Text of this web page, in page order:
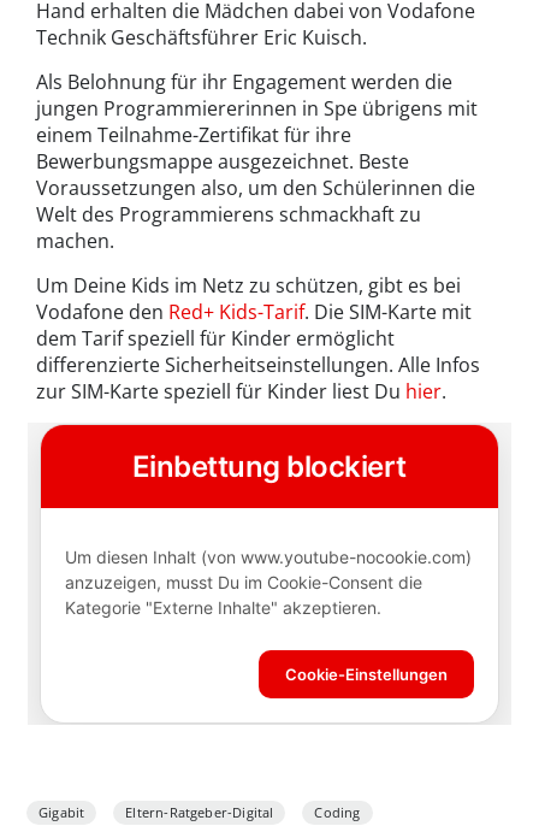
Hand erhalten die Mädchen dabei von Vodafone
Technik Geschäftsführer Eric Kuisch.
Als Belohnung für ihr Engagement werden die
jungen Programmiererinnen in Spe übrigens mit
einem Teilnahme-Zertifikat für ihre
Bewerbungsmappe ausgezeichnet. Beste
Voraussetzungen also, um den Schülerinnen die
Welt des Programmierens schmackhaft zu
machen.
Um Deine Kids im Netz zu schützen, gibt es bei
Vodafone den Red+ Kids-Tarif. Die SIM-Karte mit
dem Tarif speziell für Kinder ermöglicht
differenzierte Sicherheitseinstellungen. Alle Infos
zur SIM-Karte speziell für Kinder liest Du hier.
Gigabit Eltern-Ratgeber-Digital Coding